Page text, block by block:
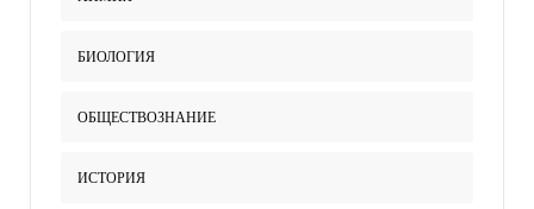
БИОЛОГИЯ
ОБЩЕСТВОЗНАНИЕ
ИСТОРИЯ